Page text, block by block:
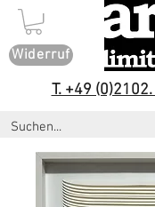
Widerruf
T. +49